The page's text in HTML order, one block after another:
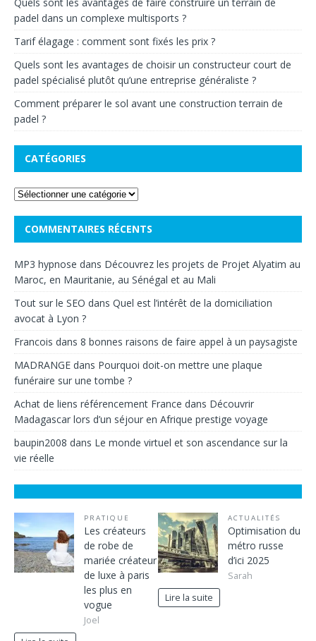
padel dans un complexe multisports ?
Tarif élagage : comment sont fixés les prix ?
Quels sont les avantages de choisir un constructeur court de
padel spécialisé plutôt qu’une entreprise généraliste ?
Comment préparer le sol avant une construction terrain de
padel ?
CATÉGORIES
COMMENTAIRES RÉCENTS
MP3 hypnose dans Découvrez les projets de Projet Alyatim au
Maroc, en Mauritanie, au Sénégal et au Mali
Tout sur le SEO dans Quel est l’intérêt de la domiciliation
avocat à Lyon ?
Francois dans 8 bonnes raisons de faire appel à un paysagiste
MADRANGE dans Pourquoi doit-on mettre une plaque
funéraire sur une tombe ?
Achat de liens référencement France dans Découvrir
Madagascar lors d’un séjour en Afrique prestige voyage
baupin2008 dans Le monde virtuel et son ascendance sur la
vie réelle
PRATIQUE
Les créateurs
de robe de
mariée créateur
de luxe à paris
les plus en
vogue
Joel
ACTUALITÉS
Optimisation du
métro russe
d’ici 2025
Sarah
Lire la suite